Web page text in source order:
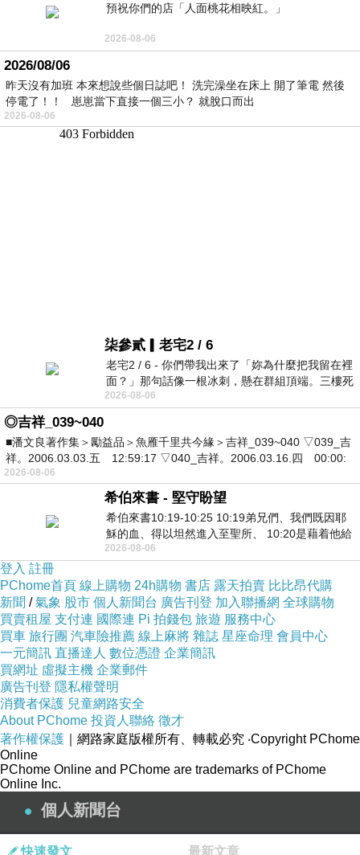
預祝你們的店「人面桃花相映紅。」
2026-08-06
2026/08/06
昨天沒有加班 本來想說些個日誌吧！ 洗完澡坐在床上 開了筆電 然後
停電了！！ 崽崽當下直接一個三小？ 就脫口而出
2026-08-06
柒參貳▎老宅2 / 6
老宅2 / 6 - 你們帶我出來了「妳為什麼把我留在裡
面？」那句話像一根冰刺，懸在群組頂端。三樓死
死盯著照片裡的人。那個人確實站在
2026-08-06
◎吉祥_039~040
■潘文良著作集＞勵益品＞魚雁千里共今緣＞吉祥_039~040 ▽039_吉
祥。2006.03.03.五 12:59:17 ▽040_吉祥。2006.03.16.四 00:00:
2026-08-06
希伯來書 - 堅守盼望
希伯來書10:19-10:25 10:19弟兄們、我們既因耶
穌的血、得以坦然進入至聖所、 10:20是藉着他給
我們開了一條又新又活的路從幔子經過
2026-08-06
登入 註冊
PChome首頁 線上購物 24h購物 書店 露天拍賣 比比昂代購
新聞 /氣象 股市 個人新聞台 廣告刊登 加入聯播網 全球購物
買賣租屋 支付連 國際連 Pi 拍錢包 旅遊 服務中心
買車 旅行團 汽車險推薦 線上麻將 雜誌 星座命理 會員中心
一元簡訊 直播達人 數位憑證 企業簡訊
買網址 虛擬主機 企業郵件
廣告刊登 隱私權聲明
消費者保護 兒童網路安全
About PChome 投資人聯絡 徵才
著作權保護 ｜網路家庭版權所有、轉載必究 ‧Copyright PChome
Online
PChome Online and PChome are trademarks of PChome
Online Inc.
個人新聞台
快速發文 最新文章